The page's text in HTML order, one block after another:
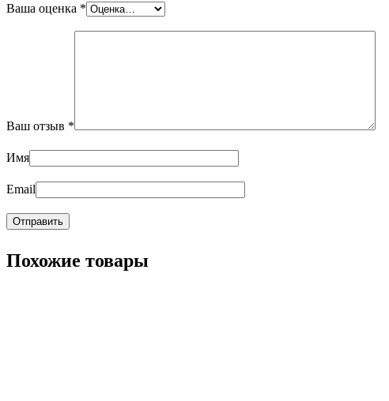
Ваша оценка *
Ваш отзыв *
Имя
Email
Похожие товары